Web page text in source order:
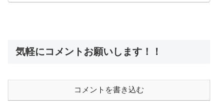
気軽にコメントお願いします！！
コメントを書き込む